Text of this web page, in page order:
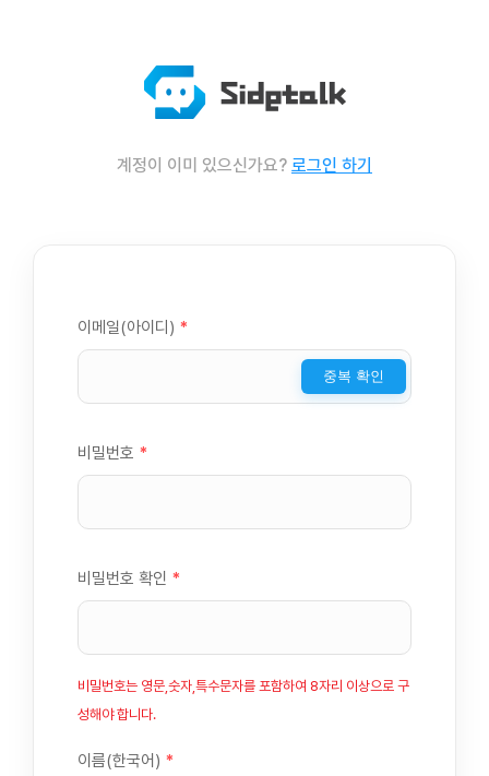
계정이 이미 있으신가요? 로그인 하기
이메일(아이디) *
중복 확인
비밀번호 *
비밀번호 확인 *
비밀번호는 영문,숫자,특수문자를 포함하여 8자리 이상으로 구
성해야 합니다.
이름(한국어) *